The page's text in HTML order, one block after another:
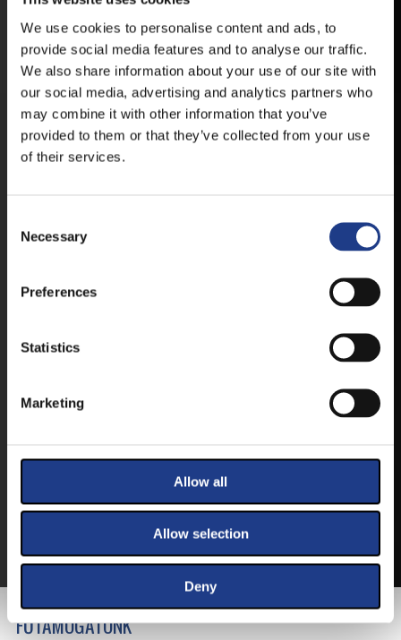
We use cookies to personalise content and ads, to
provide social media features and to analyse our traffic.
We also share information about your use of our site with
our social media, advertising and analytics partners who
may combine it with other information that you’ve
provided to them or that they’ve collected from your use
of their services.
Necessary
Preferences
Statistics
Marketing
Allow all
Allow selection
Deny
VÁLTSA MEG JEGYÉT ONLINE, BANKKÁRTYÁS
FIZETÉSSEL!
A JEGYVÁSÁRLÁSI INFORMÁCIÓKAT ITT TALÁLJA.
FELLÉPŐKRŐL, ESŐ ESETÉN
HELYSZÍNVÁLTOZÁSRÓL.
ELÉRHETŐ ANDROID ÉS IOS RENDSZEREKRE AZ
ISMERT HELYEKEN, VAGY IDE KATTINTVA :
FŐTÁMOGATÓNK